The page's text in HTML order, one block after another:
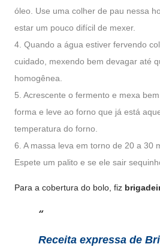
óleo. Use uma colher de pau nessa
estar um pouco difícil de mexer.
4. Quando a água estiver fervendo
cuidado, mexendo bem devagar até
homogênea.
5. Acrescente o fermento e mexa
forma e leve ao forno que já está
temperatura do forno.
6. A massa leva em torno de 20 a 30
Espete um palito e se ele sair
Para a cobertura do bolo, fiz
Receita expressa de